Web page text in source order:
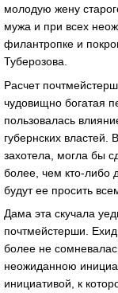
молодую жену
мужа и при всех
филантропке и
Туберозова.
Расчет
чудовищно богатая
пользовалась
губернских властей.
захотела, могла бы
более, чем кто-либо
будут ее просить
Дама эта скучала
почтмейстерши.
более не
неожиданною
инициативой, к